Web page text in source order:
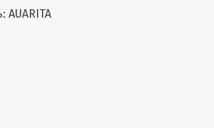
AUARITA